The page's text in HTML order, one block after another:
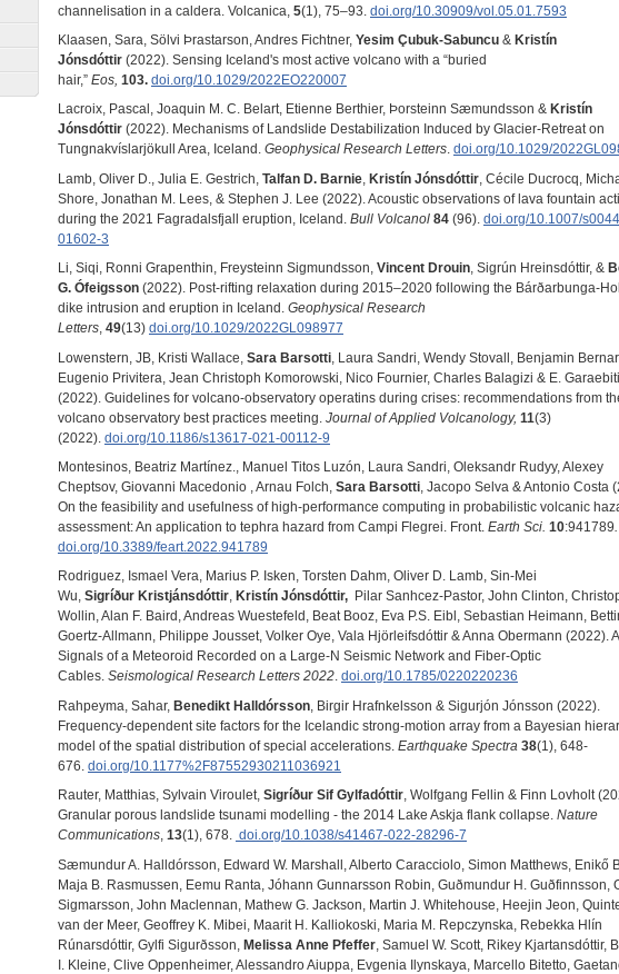
channelisation in a caldera. Volcanica, 5(1), 75–93. doi.org/10.30909/vol.05.01.7593
Klaasen, Sara, Sölvi Þrastarson, Andres Fichtner, Yesim Çubuk-Sabuncu & Kristín
Jónsdóttir (2022). Sensing Iceland's most active volcano with a “buried
hair,” Eos, 103. doi.org/10.1029/2022EO220007
Lacroix, Pascal, Joaquin M. C. Belart, Etienne Berthier, Þorsteinn Sæmundsson & Kristín
Jónsdóttir (2022). Mechanisms of Landslide Destabilization Induced by Glacier-Retreat on
Tungnakvíslarjökull Area, Iceland. Geophysical Research Letters. doi.org/10.1029/
Lamb, Oliver D., Julia E. Gestrich, Talfan D. Barnie, Kristín Jónsdóttir, Cécile Ducrocq,
Shore, Jonathan M. Lees, & Stephen J. Lee (2022). Acoustic observations of lava fountain
during the 2021 Fagradalsfjall eruption, Iceland. Bull Volcanol 84 (96). doi.org/10.1007/
01602-3
Li, Siqi, Ronni Grapenthin, Freysteinn Sigmundsson, Vincent Drouin, Sigrún Hreinsdóttir, &
G. Ófeigsson (2022). Post-rifting relaxation during 2015–2020 following the Bárðarbunga-
dike intrusion and eruption in Iceland. Geophysical Research
Letters, 49(13) doi.org/10.1029/2022GL098977
Lowenstern, JB, Kristi Wallace, Sara Barsotti , Laura Sandri, Wendy Stovall, Benjamin
Eugenio Privitera, Jean Christoph Komorowski, Nico Fournier, Charles Balagizi & E. Garaebiti
(2022). Guidelines for volcano-observatory operatins during crises: recommendations from
volcano observatory best practices meeting. Journal of Applied Volcanology, 11(3)
(2022). doi.org/10.1186/s13617-021-00112-9
Montesinos, Beatriz Martínez., Manuel Titos Luzón, Laura Sandri, Oleksandr Rudyy, Alexey
Cheptsov, Giovanni Macedonio , Arnau Folch, Sara Barsotti, Jacopo Selva & Antonio Costa
On the feasibility and usefulness of high-performance computing in probabilistic volcanic
assessment: An application to tephra hazard from Campi Flegrei. Front. Earth Sci. 10:941789.
doi.org/10.3389/feart.2022.941789
Rodriguez, Ismael Vera, Marius P. Isken, Torsten Dahm, Oliver D. Lamb, Sin‐Mei
Wu, Sigríður Kristjánsdóttir, Kristín Jónsdóttir, Pilar Sanhcez-Pastor, John Clinton,
Wollin, Alan F. Baird, Andreas Wuestefeld, Beat Booz, Eva P.S. Eibl, Sebastian Heimann,
Goertz-Allmann, Philippe Jousset, Volker Oye, Vala Hjörleifsdóttir & Anna Obermann (2022).
Signals of a Meteoroid Recorded on a Large‐N Seismic Network and Fiber‐Optic
Cables. Seismological Research Letters 2022. doi.org/10.1785/0220220236
Rahpeyma, Sahar, Benedikt Halldórsson, Birgir Hrafnkelsson & Sigurjón Jónsson (2022).
Frequency-dependent site factors for the Icelandic strong-motion array from a Bayesian
model of the spatial distribution of special accelerations. Earthquake Spectra 38(1), 648-
676. doi.org/10.1177%2F87552930211036921
Rauter, Matthias, Sylvain Viroulet, Sigríður Sif Gylfadóttir, Wolfgang Fellin & Finn Lovholt
Granular porous landslide tsunami modelling - the 2014 Lake Askja flank collapse. Nature
Communications, 13(1), 678. doi.org/10.1038/s41467-022-28296-7
Sæmundur A. Halldórsson, Edward W. Marshall, Alberto Caracciolo, Simon Matthews, Enikő
Maja B. Rasmussen, Eemu Ranta, Jóhann Gunnarsson Robin, Guðmundur H. Guðfinnsson,
Sigmarsson, John Maclennan, Mathew G. Jackson, Martin J. Whitehouse, Heejin Jeon,
van der Meer, Geoffrey K. Mibei, Maarit H. Kalliokoski, Maria M. Repczynska, Rebekka Hlín
Rúnarsdóttir, Gylfi Sigurðsson, Melissa Anne Pfeffer , Samuel W. Scott, Rikey Kjartansdóttir,
I. Kleine, Clive Oppenheimer, Alessandro Aiuppa, Evgenia Ilynskaya, Marcello Bitetto,